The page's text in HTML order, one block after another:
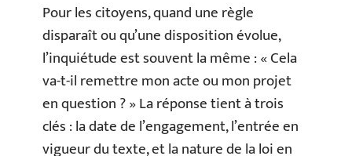
Pour les citoyens, quand une règle
disparaît ou qu’une disposition évolue,
l’inquiétude est souvent la même : « Cela
va-t-il remettre mon acte ou mon projet
en question ? » La réponse tient à trois
clés : la date de l’engagement, l’entrée en
vigueur du texte, et la nature de la loi en